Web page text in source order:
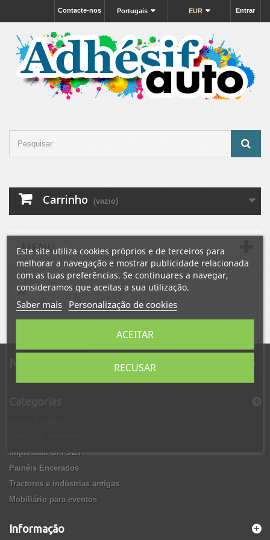
Entrar
EUR
Portugais
Contacte-nos
Carrinho (vazio)
MENU
Impressão OFFSET
Painéis Encerados
Tractores e indústrias antigas
Mobiliário para eventos
Informação
Este site utiliza cookies próprios e de terceiros para
melhorar a navegação e mostrar publicidade relacionada
com as tuas preferências. Se continuares a navegar,
consideramos que aceitas a sua utilização.
Saber mais Personalização de cookies
RECUSAR
ACEITAR